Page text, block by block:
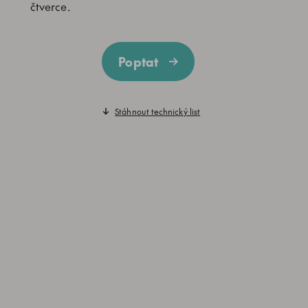
čtverce.
Poptat
Stáhnout technický list